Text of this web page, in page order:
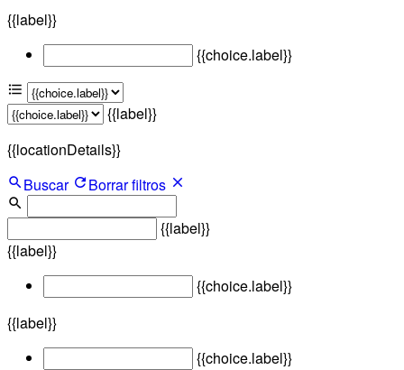
{{label}}
{{choice.label}}
{{label}}
{{locationDetails}}
Buscar
Borrar filtros
{{label}}
{{label}}
{{choice.label}}
{{label}}
{{choice.label}}